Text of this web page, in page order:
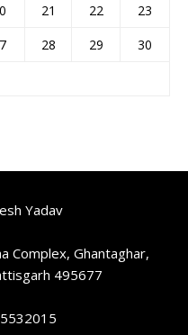
21 22
23
28 29
30
Yadav
Complex, Ghantaghar,
495677